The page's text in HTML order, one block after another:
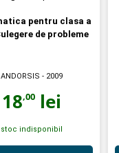
pentru clasa a
de probleme
ANDORSIS - 2009
18,00 lei
stoc indisponibil